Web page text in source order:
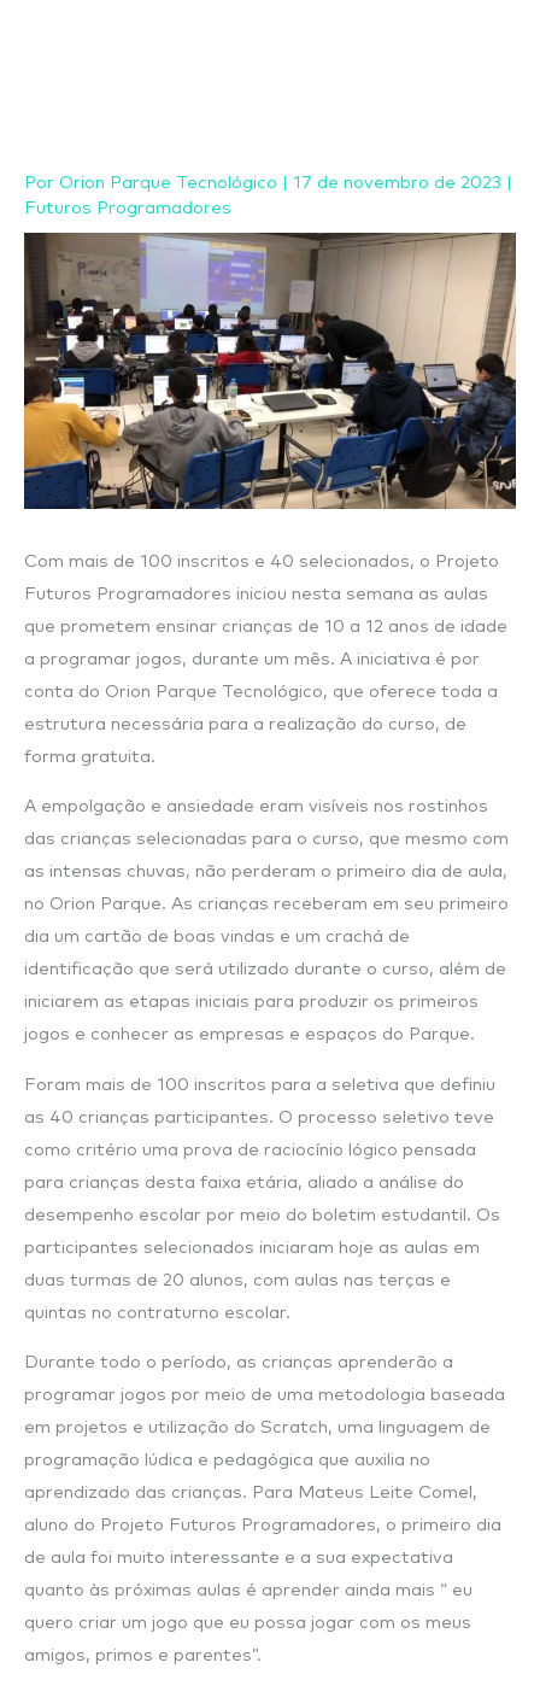
Por Orion Parque Tecnológico | 17 de novembro de 2023 |
Futuros Programadores
Com mais de 100 inscritos e 40 selecionados, o Projeto
Futuros Programadores iniciou nesta semana as aulas
que prometem ensinar crianças de 10 a 12 anos de idade
a programar jogos, durante um mês. A iniciativa é por
conta do Orion Parque Tecnológico, que oferece toda a
estrutura necessária para a realização do curso, de
forma gratuita.
A empolgação e ansiedade eram visíveis nos rostinhos
das crianças selecionadas para o curso, que mesmo com
as intensas chuvas, não perderam o primeiro dia de aula,
no Orion Parque. As crianças receberam em seu primeiro
dia um cartão de boas vindas e um crachá de
identificação que será utilizado durante o curso, além de
iniciarem as etapas iniciais para produzir os primeiros
jogos e conhecer as empresas e espaços do Parque.
Foram mais de 100 inscritos para a seletiva que definiu
as 40 crianças participantes. O processo seletivo teve
como critério uma prova de raciocínio lógico pensada
para crianças desta faixa etária, aliado a análise do
desempenho escolar por meio do boletim estudantil. Os
participantes selecionados iniciaram hoje as aulas em
duas turmas de 20 alunos, com aulas nas terças e
quintas no contraturno escolar.
Durante todo o período, as crianças aprenderão a
programar jogos por meio de uma metodologia baseada
em projetos e utilização do Scratch, uma linguagem de
programação lúdica e pedagógica que auxilia no
aprendizado das crianças. Para Mateus Leite Comel,
aluno do Projeto Futuros Programadores, o primeiro dia
de aula foi muito interessante e a sua expectativa
quanto às próximas aulas é aprender ainda mais “ eu
quero criar um jogo que eu possa jogar com os meus
amigos, primos e parentes”.